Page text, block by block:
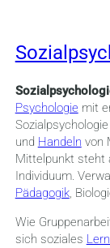
Psychologie mit
und Handeln von
Mittelpunkt steht
Individuum.
Pädagogik,
Wie
sich soziales